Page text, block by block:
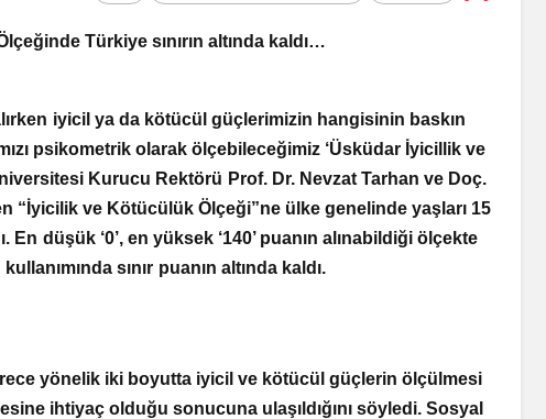
Türkiye sınırın altında kaldı…
iyicil ya da kötücül güçlerimizin hangisinin baskın
psikometrik olarak ölçebileceğimiz ‘Üsküdar İyicillik ve
Kurucu Rektörü Prof. Dr. Nevzat Tarhan ve Doç.
“İyicilik ve Kötücülük Ölçeği”ne ülke genelinde yaşları 15
En düşük ‘0’, en yüksek ‘140’ puanın alınabildiği ölçekte
sınır puanın altında kaldı.
yönelik iki boyutta iyicil ve kötücül güçlerin ölçülmesi
ihtiyaç olduğu sonucuna ulaşıldığını söyledi. Sosyal